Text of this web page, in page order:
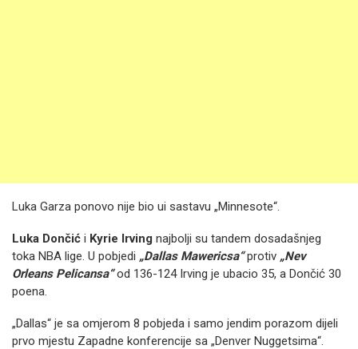
Luka Garza ponovo nije bio ui sastavu „Minnesote“.
Luka Dončić i Kyrie Irving najbolji su tandem dosadašnjeg
toka NBA lige. U pobjedi „Dallas Mawericsa“protiv „Nev
Orleans Pelicansa“od 136-124 Irving je ubacio 35, a Dončić 30
poena.
„Dallas“ je sa omjerom 8 pobjeda i samo jendim porazom dijeli
prvo mjestu Zapadne konferencije sa „Denver Nuggetsima“.